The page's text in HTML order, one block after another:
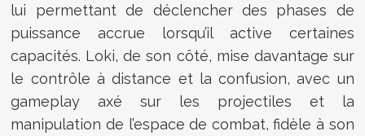
lui permettant de déclencher des phases de
puissance accrue lorsqu’il active certaines
capacités. Loki, de son côté, mise davantage sur
le contrôle à distance et la confusion, avec un
gameplay axé sur les projectiles et la
manipulation de l’espace de combat, fidèle à son